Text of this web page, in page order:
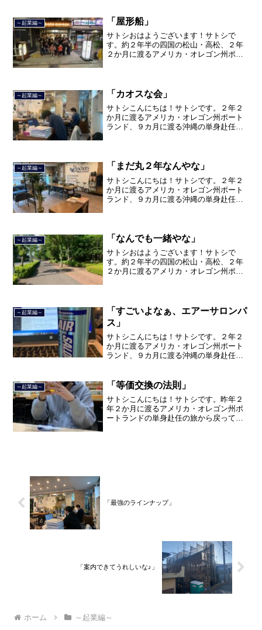
～起業編～ 「屋形船」
サトシおはようございます！サトシで
す。約２年半の四国の松山・高松、２年
２か月に渡るアメリカ・オレゴン州ポー
て、２０２１年３月９日より東...
～起業編～ 「カオスな会」
サトシこんにちは！サトシです。２年２
か月に渡るアメリカ・オレゴン州ポート
ランド、９カ月に渡る沖縄の単身赴任の
品川区南大井で不動産を主...
～起業編～ 「まだ丸２年なんやな」
サトシこんにちは！サトシです。２年２
か月に渡るアメリカ・オレゴン州ポート
ランド、９カ月に渡る沖縄の単身赴任の
品川区南大井で不動産を主...
～起業編～ 「なんでも一緒やな」
サトシおはようございます！サトシで
す。約２年半の四国の松山・高松、２年
２か月に渡るアメリカ・オレゴン州ポー
て、２０２１年３月９日より東...
～起業編～
「すごいよなぁ、エアーサロンパ
ス」
サトシこんにちは！サトシです。２年２
か月に渡るアメリカ・オレゴン州ポート
ランド、９カ月に渡る沖縄の単身赴任の
ました。２０２１年３月９日より東京都
品川区南大井で不動産を主...
～起業編～ 「等価交換の法則」
サトシこんにちは！サトシです。昨年２
年２か月に渡るアメリカ・オレゴン州ポ
ートランドの単身赴任の旅から戻ってき
「最強のラインナップ」
「案内できてうれしいな♪」
ホーム ～起業編～